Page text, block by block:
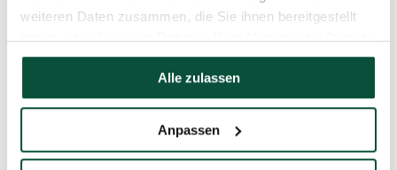
weiteren Daten zusammen, die Sie ihnen bereitgestellt
haben oder die sie im Rahmen Ihrer Nutzung der Dienste
gesammelt haben.
Alle zulassen
Anpassen
Ständer (im Lieferumfang enthalten) Metallständer
Paket 1 120x40x35
FAVI Kategória Weihnachtsbäume